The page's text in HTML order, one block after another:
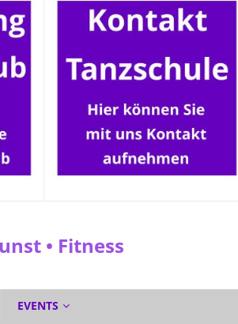
• Fitness
EVENTS